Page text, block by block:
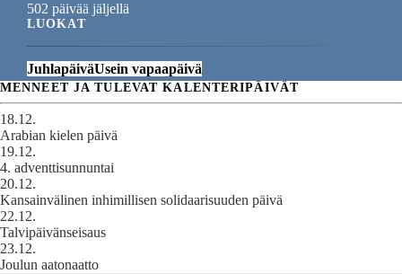
502 päivää jäljellä
LUOKAT
JuhlapäiväUsein vapaapäivä
MENNEET JA TULEVAT KALENTERIPÄIVÄT
18.12.
Arabian kielen päivä
19.12.
4. adventtisunnuntai
20.12.
Kansainvälinen inhimillisen solidaarisuuden päivä
22.12.
Talvipäivänseisaus
23.12.
Joulun aatonaatto